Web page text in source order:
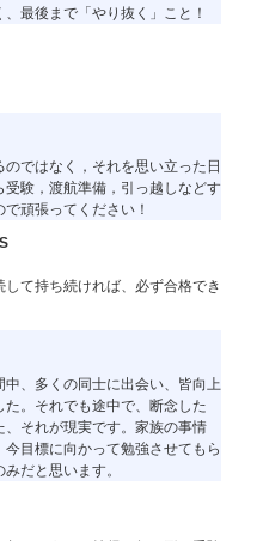
最後まで「やり抜く」こと！
ではなく，それを思い立った日
験，渡航準備，引っ越しなどす
頑張ってください！
て持ち続ければ、必ず合格でき
、多くの同士に出会い、皆向上
。それでも途中で、断念した
、それが現実です。家族の事情
目標に向かって勉強させてもら
だと思います。